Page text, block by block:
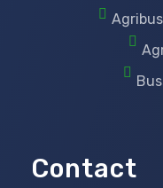
Contact